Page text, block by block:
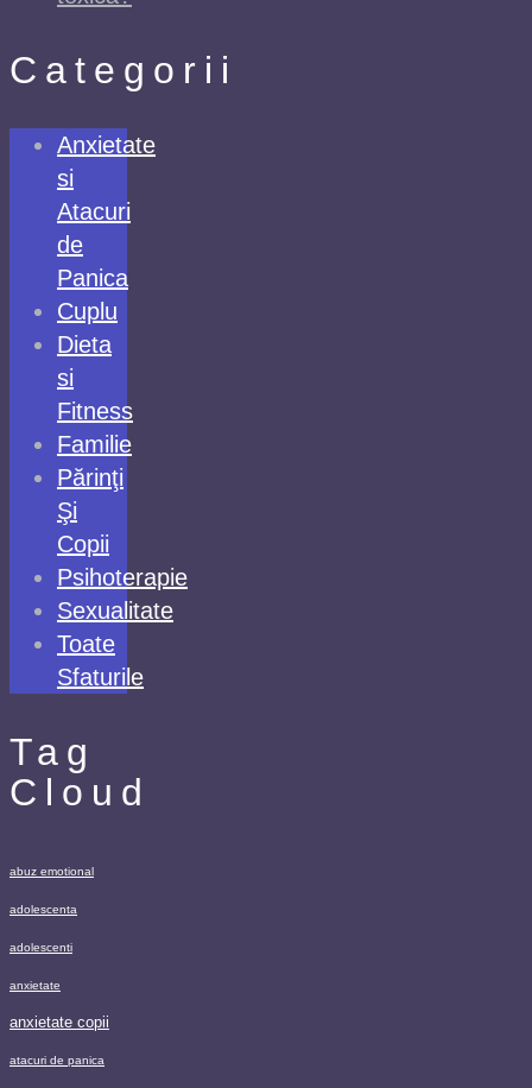
Categorii
Anxietate
si
Atacuri
de
Panica
Cuplu
Dieta
si
Fitness
Familie
Părinţi
Şi
Copii
Psihoterapie
Sexualitate
Toate
Sfaturile
Tag
Cloud
abuz emotional
adolescenta
adolescenti
anxietate
anxietate copii
atacuri de panica